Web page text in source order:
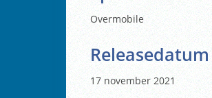
Overmobile
Releasedatum
17 november 2021